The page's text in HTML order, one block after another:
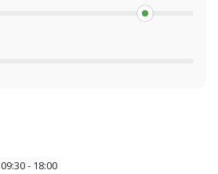
09:30 - 18:00